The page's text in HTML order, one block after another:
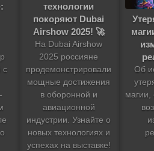
с
технологии
покоряют Dubai
Airshow 2025! 🚀
На Dubai Airshow
2025 россияне
продемонстрировали
мощные достижения
в оборонной и
авиационной
индустрии. Узнайте о
новых технологиях и
успехах на выставке!
Об
магии,